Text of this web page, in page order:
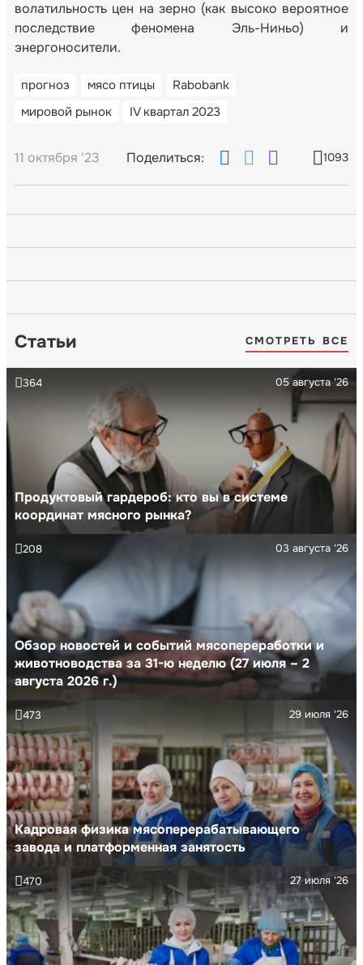
волатильность цен на зерно (как высоко вероятное
последствие феномена Эль-Ниньо) и
энергоносители.
прогноз мясо птицы
Rabobank
мировой рынок
IV квартал 2023
11 октября '23 Поделиться: 1093
Статьи СМОТРЕТЬ ВСЕ
Продуктовый гардероб: кто вы в системе
координат мясного рынка?
05 августа '26
364
Обзор новостей и событий мясопереработки и
животноводства за 31-ю неделю (27 июля – 2
августа 2026 г.)
03 августа '26
208
Кадровая физика мясоперерабатывающего
завода и платформенная занятость
29 июля '26
473
27 июля '26
470